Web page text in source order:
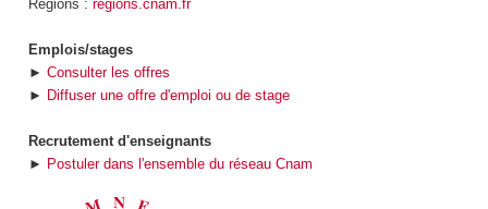
Régions : regions.cnam.fr
Emplois/stages
► Consulter les offres
► Diffuser une offre d'emploi ou de stage
Recrutement d'enseignants
► Postuler dans l'ensemble du réseau Cnam